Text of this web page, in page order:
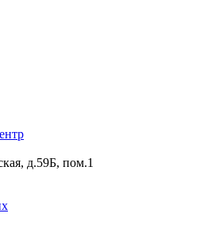
д.59Б, пом.1